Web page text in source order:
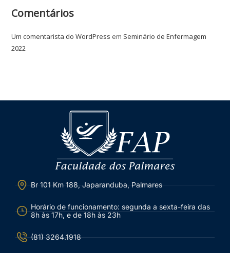
Comentários
Um comentarista do WordPress em Seminário de Enfermagem
2022
Br 101 Km 188, Japaranduba, Palmares
Horário de funcionamento: segunda a sexta-feira das
8h às 17h, e de 18h às 23h
(81) 3264.1918